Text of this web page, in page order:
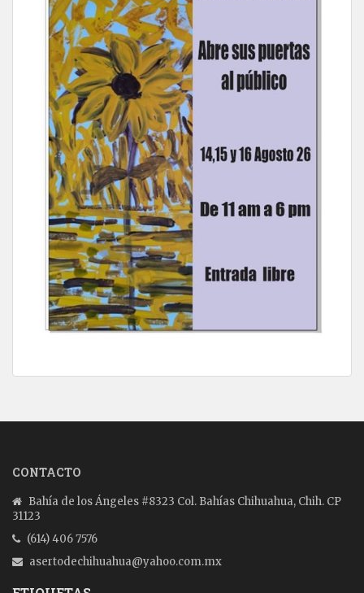
CONTACTO
Bahía de los Ángeles #8323 Col. Bahías Chihuahua, Chih. CP
31123
(614) 406 7576
asertodechihuahua@yahoo.com.mx